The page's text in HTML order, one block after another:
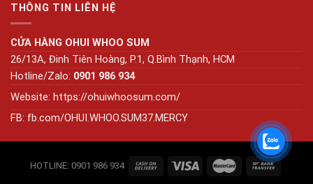
THÔNG TIN LIÊN HỆ
CỬA HÀNG OHUI WHOO SUM
26/13A, Đinh Tiên Hoàng, P.1, Q.Bình Thạnh, HCM
Hotline/Zalo: 0901 986 934
Website: https://ohuiwhoosum.com/
FB: fb.com/OHUI.WHOO.SUM37.MERCY
HOTLINE: 0901 986 934